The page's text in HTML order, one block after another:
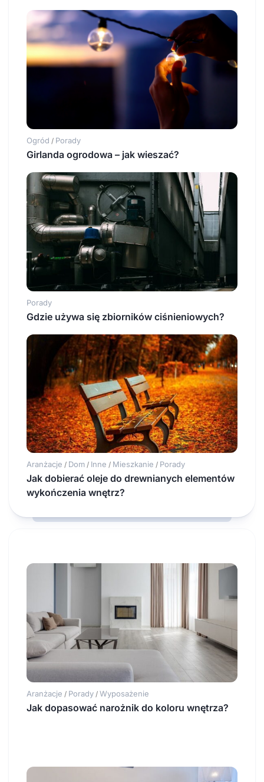
Ogród / Porady
Girlanda ogrodowa – jak wieszać?
Porady
Gdzie używa się zbiorników ciśnieniowych?
Aranżacje / Dom / Inne / Mieszkanie / Porady
Jak dobierać oleje do drewnianych elementów
wykończenia wnętrz?
Aranżacje / Porady / Wyposażenie
Jak dopasować narożnik do koloru wnętrza?